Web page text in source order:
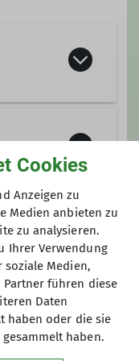
-
treffen wir
wieder
frisch
es hat
ein echter
geformt –
an
und
aus
kletter- und
Im
Wechsel im
Jule
konnten wir
die
hat sich viel
neue Kinder
die
Cookies
Anzeigen zu
Medien anbieten zu
zu analysieren.
Ihrer Verwendung
soziale Medien,
Partner führen diese
Daten
haben oder die sie
haben.